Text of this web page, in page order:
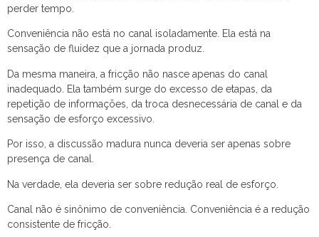
perder tempo.
Conveniência não está no canal isoladamente. Ela está na
sensação de fluidez que a jornada produz.
Da mesma maneira, a fricção não nasce apenas do canal
inadequado. Ela também surge do excesso de etapas, da
repetição de informações, da troca desnecessária de canal e da
sensação de esforço excessivo.
Por isso, a discussão madura nunca deveria ser apenas sobre
presença de canal.
Na verdade, ela deveria ser sobre redução real de esforço.
Canal não é sinônimo de conveniência. Conveniência é a redução
consistente de fricção.